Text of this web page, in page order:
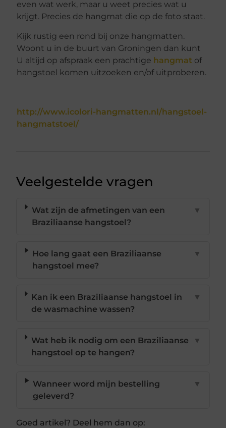
even wat werk, maar u weet precies wat u
krijgt. Precies de hangmat die op de foto staat.
Kijk rustig een rond bij onze hangmatten.
Woont u in de buurt van Groningen dan kunt
U altijd op afspraak een prachtige hangmat of
hangstoel komen uitzoeken en/of uitproberen.
http://www.icolori-hangmatten.nl/hangstoel-
hangmatstoel/
Veelgestelde vragen
Wat zijn de afmetingen van een
Braziliaanse hangstoel?
▼
Hoe lang gaat een Braziliaanse
hangstoel mee?
▼
Kan ik een Braziliaanse hangstoel in
de wasmachine wassen?
▼
Wat heb ik nodig om een Braziliaanse
hangstoel op te hangen?
▼
Wanneer word mijn bestelling
geleverd?
▼
Goed artikel? Deel hem dan op: